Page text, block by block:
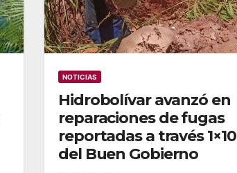
NOTICIAS
Hidrobolívar avanzó en
reparaciones de fugas
reportadas a través 1×10
del Buen Gobierno